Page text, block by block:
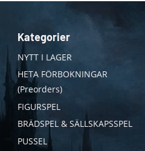
Kategorier
NYTT I LAGER
HETA FÖRBOKNINGAR
(Preorders)
FIGURSPEL
BRÄDSPEL & SÄLLSKAPSSPEL
PUSSEL